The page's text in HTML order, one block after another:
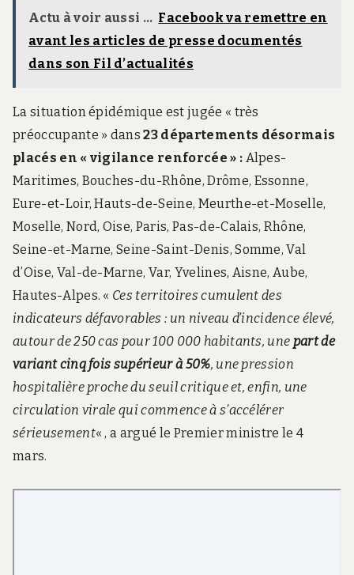
Actu à voir aussi ... Facebook va remettre en
avant les articles de presse documentés
dans son Fil d’actualités
La situation épidémique est jugée « très
préoccupante » dans23 départements désormais
placés en « vigilance renforcée » : Alpes-
Maritimes, Bouches-du-Rhône, Drôme, Essonne,
Eure-et-Loir, Hauts-de-Seine, Meurthe-et-Moselle,
Moselle, Nord, Oise, Paris, Pas-de-Calais, Rhône,
Seine-et-Marne, Seine-Saint-Denis, Somme, Val
d’Oise, Val-de-Marne, Var, Yvelines, Aisne, Aube,
Hautes-Alpes. « Ces territoires cumulent des
indicateurs défavorables : un niveau d’incidence élevé,
autour de 250 cas pour 100 000 habitants, une part de
variant cinq fois supérieur à 50%, une pression
hospitalière proche du seuil critique et, enfin, une
circulation virale qui commence à s’accélérer
sérieusement« , a argué le Premier ministre le 4
mars.